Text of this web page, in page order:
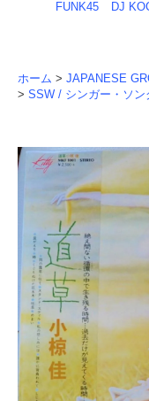
FUNK45 DJ
ホーム > JAPANESE
> SSW / シンガー・ソン